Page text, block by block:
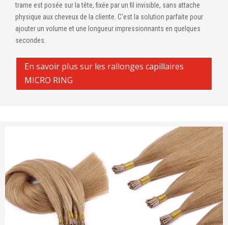
trame est posée sur la tête, fixée par un fil invisible, sans attache
physique aux cheveux de la cliente. C'est la solution parfaite pour
ajouter un volume et une longueur impressionnants en quelques
secondes.
En savoir plus sur les rallonges capillaires
MICRO RING